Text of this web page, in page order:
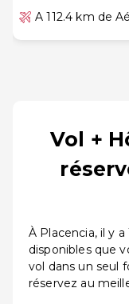
A 112.4 km de
Vol +
À Placencia, il y
disponibles que
vol dans un seul
réservez au